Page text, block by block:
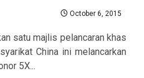
October 6, 2015
satu majlis pelancaran khas
China ini melancarkan
5X...